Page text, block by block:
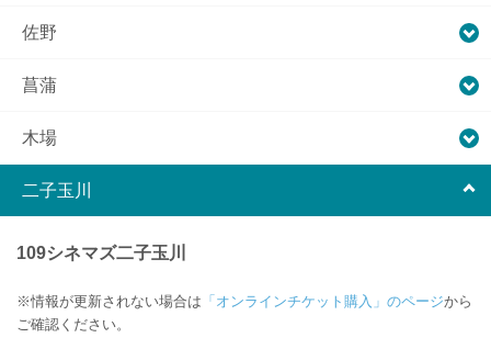
佐野
菖蒲
木場
二子玉川
109シネマズ二子玉川
※情報が更新されない場合は 「オンラインチケット購入」のページから
ご確認ください。